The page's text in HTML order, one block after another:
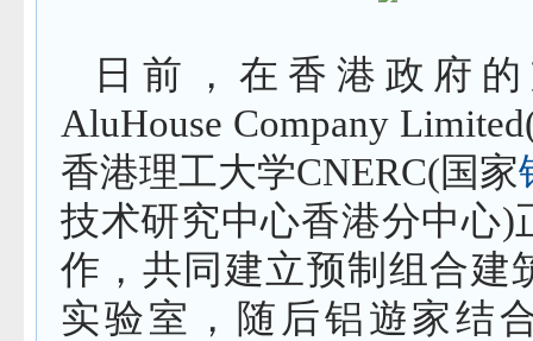
日前，在香港政府
AluHouse Company
香港理工大学CNERC(国家
技术研究中心香港分中心)
作，共同建立预制组合建
实验室，随后铝遊家结